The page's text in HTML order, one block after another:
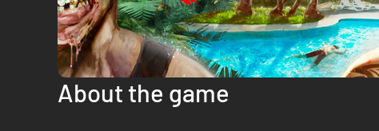
About the game